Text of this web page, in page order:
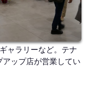
ャラリーなど。テナ
ップ店が営業してい